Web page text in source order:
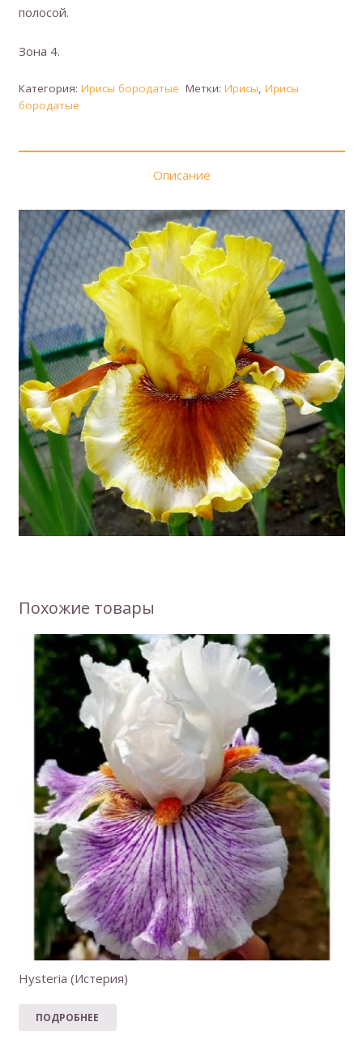
полосой.
Зона 4.
Категория: Ирисы бородатые Метки: Ирисы Ирисы
бородатые
Описание
Похожие товары
Hysteria (Истерия)
ПОДРОБНЕЕ